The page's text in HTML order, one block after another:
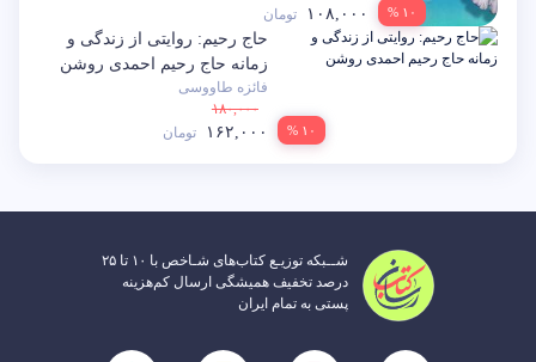
۱۰ % ۱۰۸,۰۰۰ تومان
۱۰ %
حاج رحیم: روایتی از زندگی و
زمانه حاج رحیم احمدی روشن
فائزه طاووسی
۱۸۰,۰۰۰
۱۶۲,۰۰۰ تومان
شــبکه توزیـع کتاب‌های شـاخص با ۱۰ تا ۲۵
درصد تخفیف همیشگی ارسال کم‌هزینه
پستی به تمام ایران